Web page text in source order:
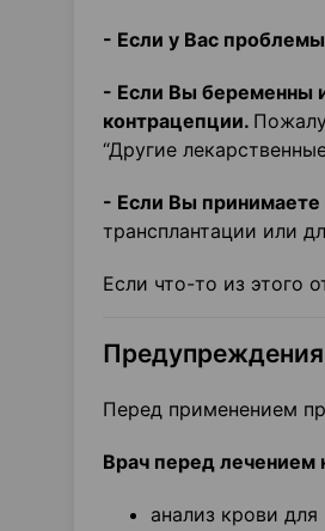
- Если у Вас
- Если Вы беременны
контрацепции.
“Другие
- Если Вы
трансплантации или
Если что-то из этого
Перед применением
Врач перед лечением
анализ крови